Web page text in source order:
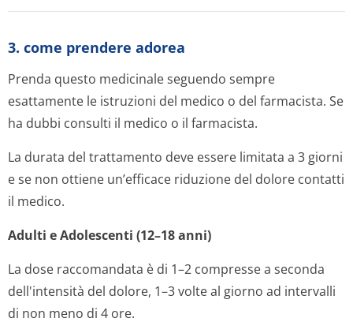
3. come prendere adorea
Prenda questo medicinale seguendo sempre
esattamente le istruzioni del medico o del farmacista. Se
ha dubbi consulti il medico o il farmacista.
La durata del trattamento deve essere limitata a 3 giorni
e se non ottiene un’efficace riduzione del dolore contatti
il medico.
Adulti e Adolescenti (12–18 anni)
La dose raccomandata è di 1–2 compresse a seconda
dell'intensità del dolore, 1–3 volte al giorno ad intervalli
di non meno di 4 ore.